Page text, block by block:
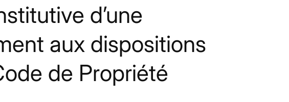
d’une
aux dispositions
de Propriété